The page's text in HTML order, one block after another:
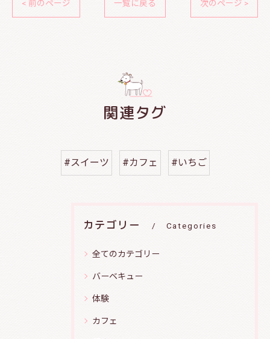
< 前のページ 一覧に戻る 次のページ >
関連タグ
#スイーツ #カフェ #いちご
カテゴリー Categories
全てのカテゴリー
バーベキュー
体験
カフェ